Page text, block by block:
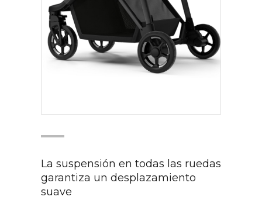
La suspensión en todas las ruedas
garantiza un desplazamiento
suave​